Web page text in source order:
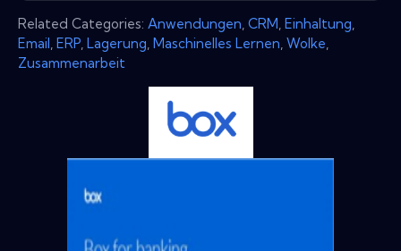
Related Categories: Anwendungen CRM Einhaltung
Email ERP Lagerung Maschinelles Lernen Wolke
Zusammenarbeit